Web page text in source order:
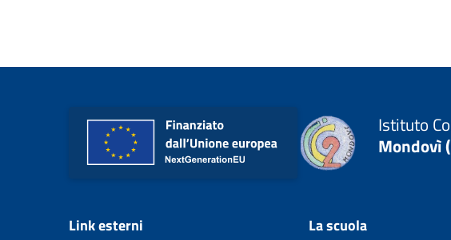
Istituto
Mondovì
Link esterni La scuola